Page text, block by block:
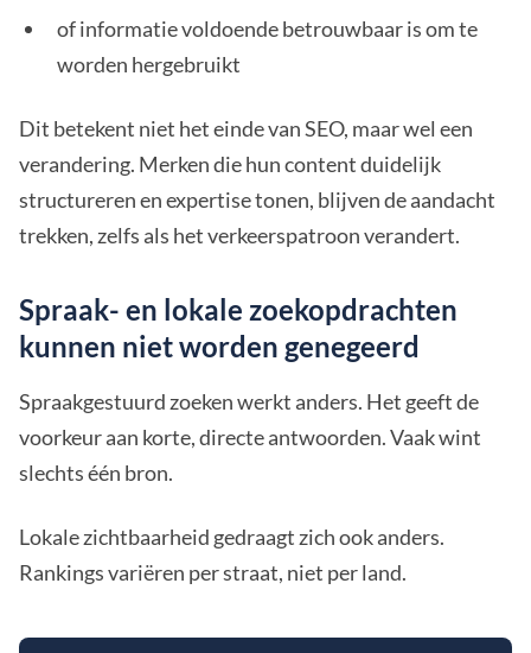
of informatie voldoende betrouwbaar is om te
worden hergebruikt
Dit betekent niet het einde van SEO, maar wel een
verandering. Merken die hun content duidelijk
structureren en expertise tonen, blijven de aandacht
trekken, zelfs als het verkeerspatroon verandert.
Spraak- en lokale zoekopdrachten
kunnen niet worden genegeerd
Spraakgestuurd zoeken werkt anders. Het geeft de
voorkeur aan korte, directe antwoorden. Vaak wint
slechts één bron.
Lokale zichtbaarheid gedraagt zich ook anders.
Rankings variëren per straat, niet per land.